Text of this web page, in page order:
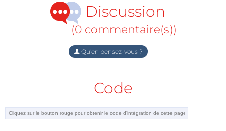
Discussion
(0 commentaire(s))
Qu'en pensez-vous ?
Code